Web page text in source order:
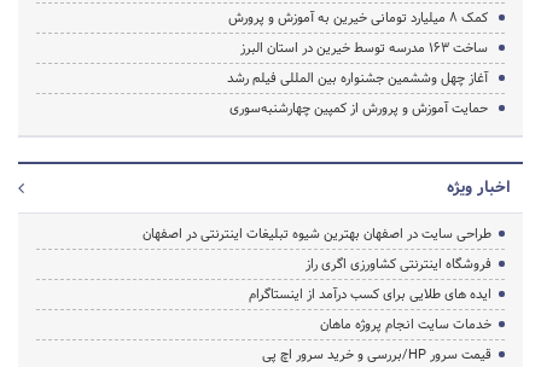
کمک 8 میلیارد تومانی خیرین به آموزش و پرورش
ساخت 163 مدرسه توسط خیرین در استان البرز
آغاز چهل وششمین جشنواره بین المللی فیلم رشد
حمایت آموزش و پرورش از کمپین چهارشنبه‌سوری
اخبار ویژه
طراحی سایت در اصفهان بهترین شیوه تبلیغات اینترنتی در اصفهان
فروشگاه اینترنتی کشاورزی اگری راز
ایده های طلایی برای کسب درآمد از اینستاگرام
خدمات سایت انجام پروژه ماهان
قیمت سرور HP/بررسی و خرید سرور اچ پی